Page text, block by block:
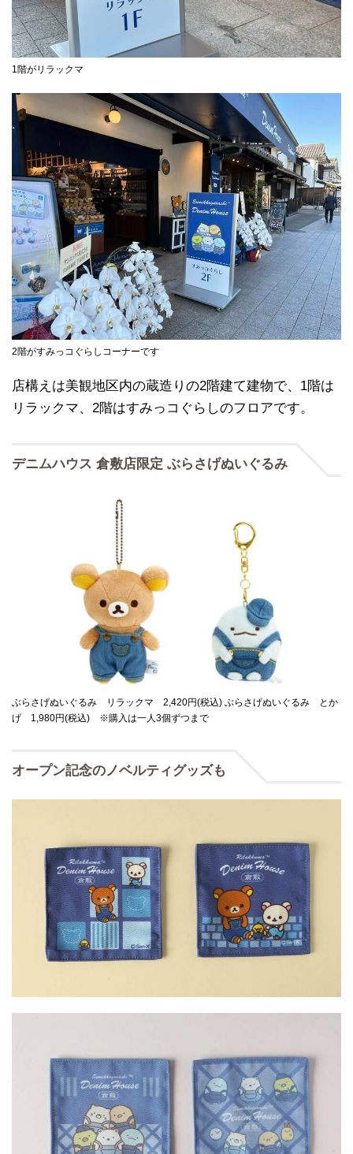
1階がリラックマ
2階がすみっコぐらしコーナーです
店構えは美観地区内の蔵造りの2階建て建物で、1階は
リラックマ、2階はすみっコぐらしのフロアです。
デニムハウス 倉敷店限定 ぶらさげぬいぐるみ
ぶらさげぬいぐるみ リラックマ 2,420円(税込) ぶらさげぬいぐるみ とか
げ 1,980円(税込) ※購入は一人3個ずつまで
オープン記念のノベルティグッズも